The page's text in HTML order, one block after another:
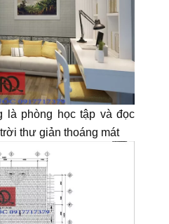
là phòng học tập và đọc
thư giản thoáng mát